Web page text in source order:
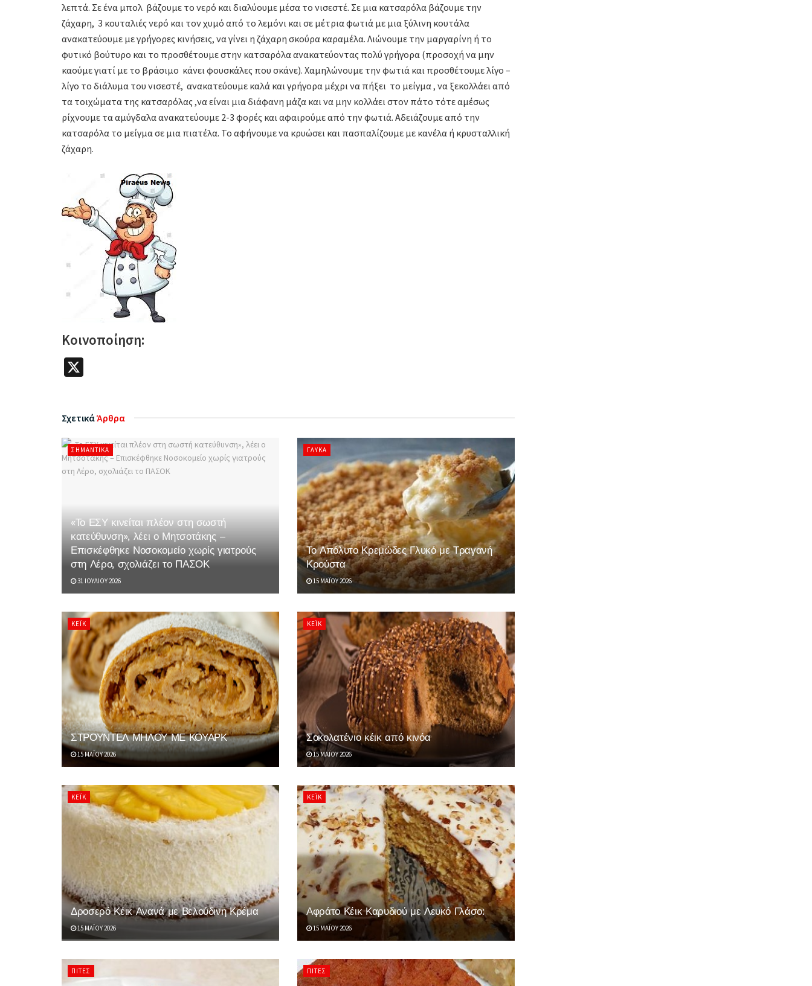
λεπτά. Σε ένα μπολ βάζουμε το νερό και διαλύουμε μέσα το νισεστέ. Σε μια κατσαρόλα βάζουμε την
ζάχαρη, 3 κουταλιές νερό και τον χυμό από το λεμόνι και σε μέτρια φωτιά με μια ξύλινη κουτάλα
ανακατεύουμε με γρήγορες κινήσεις, να γίνει η ζάχαρη σκούρα καραμέλα. Λιώνουμε την μαργαρίνη ή το
φυτικό βούτυρο και το προσθέτουμε στην κατσαρόλα ανακατεύοντας πολύ γρήγορα (προσοχή να μην
καούμε γιατί με το βράσιμο κάνει φουσκάλες που σκάνε). Χαμηλώνουμε την φωτιά και προσθέτουμε λίγο –
λίγο το διάλυμα του νισεστέ, ανακατεύουμε καλά και γρήγορα μέχρι να πήξει το μείγμα , να ξεκολλάει από
τα τοιχώματα της κατσαρόλας ,να είναι μια διάφανη μάζα και να μην κολλάει στον πάτο τότε αμέσως
ρίχνουμε τα αμύγδαλα ανακατεύουμε 2-3 φορές και αφαιρούμε από την φωτιά. Αδειάζουμε από την
κατσαρόλα το μείγμα σε μια πιατέλα. Το αφήνουμε να κρυώσει και πασπαλίζουμε με κανέλα ή κρυσταλλική
ζάχαρη.
Κοινοποίηση:
ΣχετικάΆρθρα
ΣΗΜΑΝΤΙΚΆ
«Το ΕΣΥ κινείται πλέον στη σωστή
κατεύθυνση», λέει ο Μητσοτάκης –
Επισκέφθηκε Νοσοκομείο χωρίς γιατρούς
στη Λέρο, σχολιάζει το ΠΑΣΟΚ
31 ΙΟΥΛΊΟΥ 2026
ΓΛΥΚΆ
Το Απόλυτο Κρεμώδες Γλυκό με Τραγανή
Κρούστα
15 ΜΑΪ́ΟΥ 2026
ΚΈΙΚ
ΣΤΡΟΥΝΤΕΛ ΜΗΛΟΥ ΜΕ ΚΟΥΑΡΚ
15 ΜΑΪ́ΟΥ 2026
ΚΈΙΚ
Σοκολατένιο κέικ από κινόα
15 ΜΑΪ́ΟΥ 2026
ΚΈΙΚ
Δροσερό Κέικ Ανανά με Βελούδινη Κρέμα
15 ΜΑΪ́ΟΥ 2026
ΚΈΙΚ
Αφράτο Κέικ Καρυδιού με Λευκό Γλάσο:
15 ΜΑΪ́ΟΥ 2026
ΠΊΤΕΣ ΠΊΤΕΣ